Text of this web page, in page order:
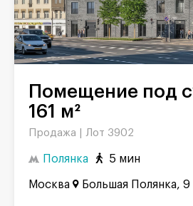
Помещение под сувениры,
161 м²
Продажа | Лот 3902
Полянка 5 мин
Москва Большая Полянка, 9